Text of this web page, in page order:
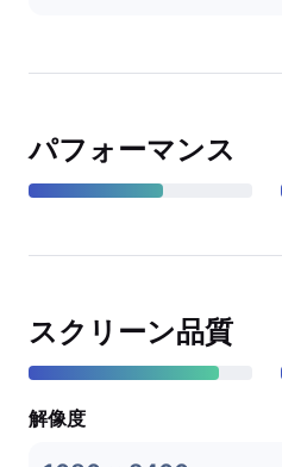
パフォーマンス
スクリーン品質
解像度